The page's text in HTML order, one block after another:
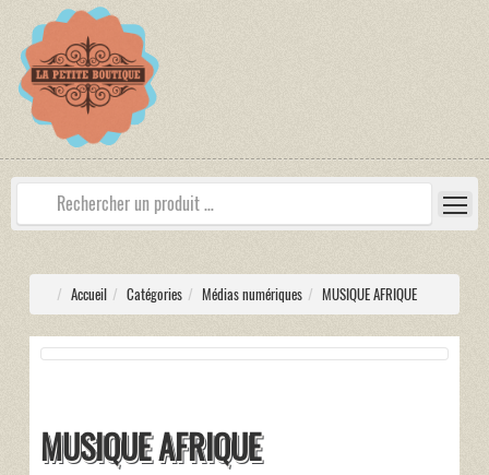
Accueil Catégories Médias numériques MUSIQUE AFRIQUE
MUSIQUE AFRIQUE